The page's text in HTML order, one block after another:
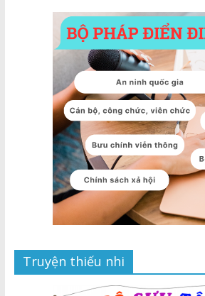
Truyện thiếu nhi